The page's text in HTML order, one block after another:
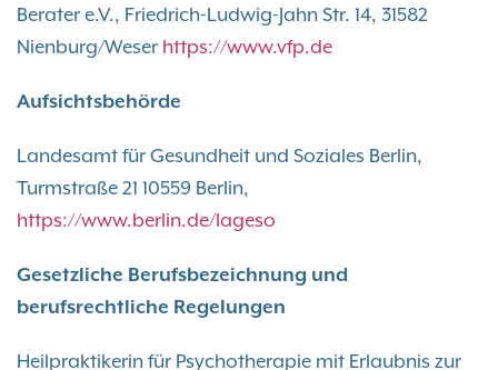
Berater e.V., Friedrich-Ludwig-Jahn Str. 14, 31582
Nienburg/Weser https://www.vfp.de
Aufsichtsbehörde
Landesamt für Gesundheit und Soziales Berlin,
Turmstraße 21 10559 Berlin,
https://www.berlin.de/lageso
Gesetzliche Berufsbezeichnung und
berufsrechtliche Regelungen
Heilpraktikerin für Psychotherapie mit Erlaubnis zur